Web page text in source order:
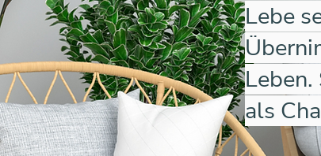
Lebe
als